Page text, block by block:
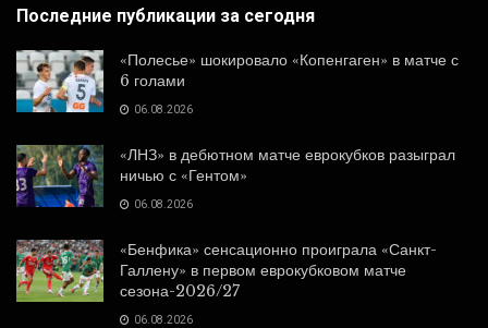
Последние публикации за сегодня
«Полесье» шокировало «Копенгаген» в матче с
6 голами
06.08.2026
«ЛНЗ» в дебютном матче еврокубков разыграл
ничью с «Гентом»
06.08.2026
«Бенфика» сенсационно проиграла «Санкт-
Галлену» в первом еврокубковом матче
сезона-2026/27
06.08.2026